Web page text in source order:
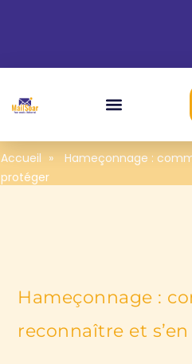
Accueil »
Hameçonnage :
protéger
Hameçonnage :
reconnaître et